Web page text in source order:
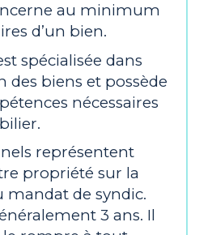
au minimum
d’un bien.
spécialisée dans
des biens et possède
nécessaires
représentent
propriété sur la
mandat de syndic.
3 ans. Il